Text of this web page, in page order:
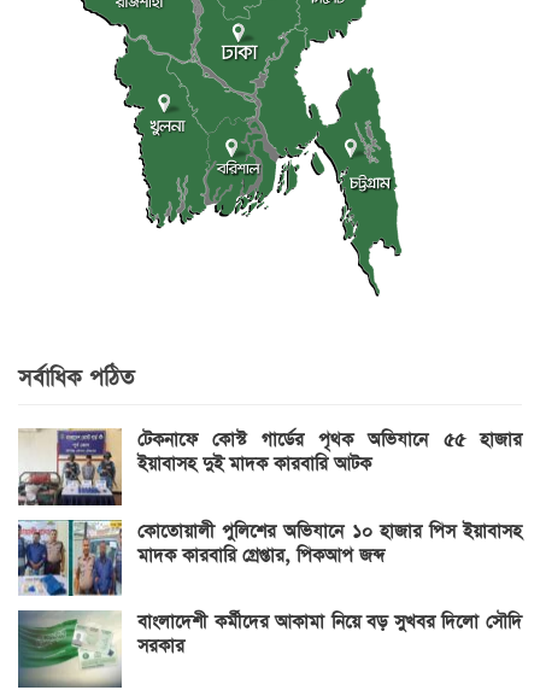
সর্বাধিক পঠিত
টেকনাফে কোস্ট গার্ডের পৃথক অভিযানে ৫৫ হাজার
ইয়াবাসহ দুই মাদক কারবারি আটক
কোতোয়ালী পুলিশের অভিযানে ১০ হাজার পিস ইয়াবাসহ
মাদক কারবারি গ্রেপ্তার, পিকআপ জব্দ
বাংলাদেশী কর্মীদের আকামা নিয়ে বড় সুখবর দিলো সৌদি
সরকার